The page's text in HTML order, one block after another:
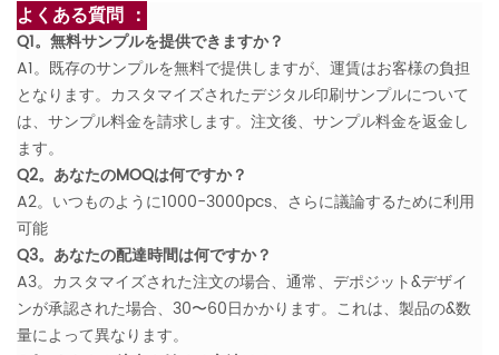
よくある質問 ：
Q1。無料サンプルを提供できますか？
A1。既存のサンプルを無料で提供しますが、運賃はお客様の負担
となります。カスタマイズされたデジタル印刷サンプルについて
は、サンプル料金を請求します。注文後、サンプル料金を返金し
ます。
Q2。あなたのMOQは何ですか？
A2。いつものように1000-3000pcs、さらに議論するために利用
可能
Q3。あなたの配達時間は何ですか？
A3。カスタマイズされた注文の場合、通常、デポジット&デザイ
ンが承認された場合、30〜60日かかります。これは、製品の&数
量によって異なります。